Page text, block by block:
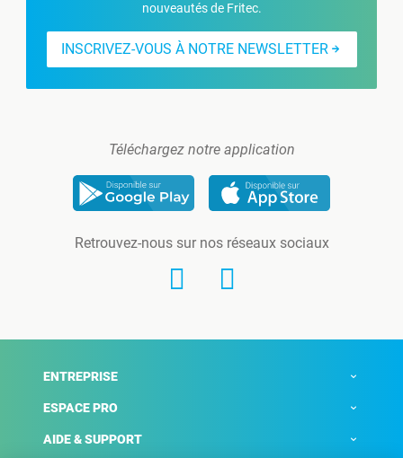
nouveautés de Fritec.
INSCRIVEZ-VOUS À NOTRE NEWSLETTER
Téléchargez notre application
Retrouvez-nous sur nos réseaux sociaux
ENTREPRISE
ESPACE PRO
AIDE & SUPPORT